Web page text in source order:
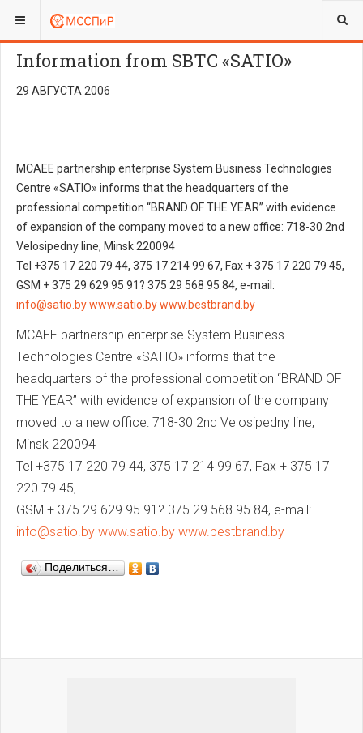
ВЫ ЗДЕСЬ:
Information from SBTC «SATIO»
29 АВГУСТА 2006
MCAEE partnership enterprise System Business Technologies
Centre «SATIO» informs that the headquarters of the
professional competition “BRAND OF THE YEAR” with evidence
of expansion of the company moved to a new office: 718-30 2nd
Velosipedny line, Minsk 220094
Tel +375 17 220 79 44, 375 17 214 99 67, Fax + 375 17 220 79 45,
GSM + 375 29 629 95 91? 375 29 568 95 84, e-mail:
info@satio.bywww.satio.bywww.bestbrand.by
MCAEE partnership enterprise System Business
Technologies Centre «SATIO» informs that the
headquarters of the professional competition “BRAND OF
THE YEAR” with evidence of expansion of the company
moved to a new office: 718-30 2nd Velosipedny line,
Minsk 220094
Tel +375 17 220 79 44, 375 17 214 99 67, Fax + 375 17
220 79 45,
GSM + 375 29 629 95 91? 375 29 568 95 84, e-mail:
info@satio.by www.satio.by www.bestbrand.by
Поделиться…